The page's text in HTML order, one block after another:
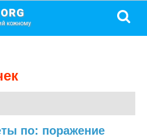
кожному
по: поражение